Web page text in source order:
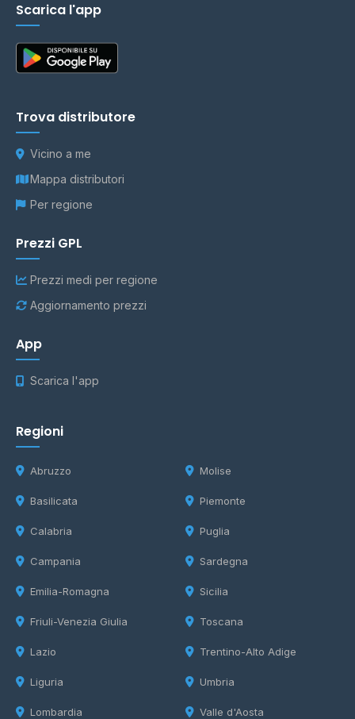
Scarica l'app
Trova distributore
Vicino a me
Mappa distributori
Per regione
Prezzi GPL
Prezzi medi per regione
Aggiornamento prezzi
App
Scarica l'app
Regioni
Abruzzo
Basilicata
Calabria
Campania
Emilia-Romagna
Friuli-Venezia Giulia
Lazio
Liguria
Lombardia
Molise
Piemonte
Puglia
Sardegna
Sicilia
Toscana
Trentino-Alto Adige
Umbria
Valle d'Aosta